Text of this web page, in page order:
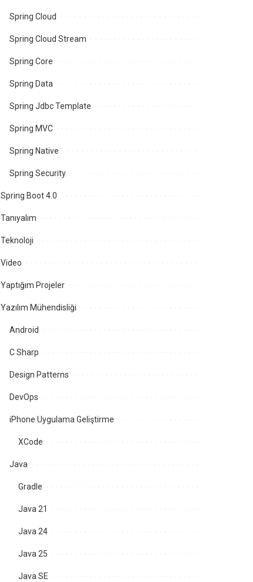
Spring Cloud
Spring Cloud Stream
Spring Core
Spring Data
Spring Jdbc Template
Spring MVC
Spring Native
Spring Security
Spring Boot 4.0
Tanıyalım
Teknoloji
Video
Yaptığım Projeler
Yazılım Mühendisliği
Android
C Sharp
Design Patterns
DevOps
iPhone Uygulama Geliştirme
XCode
Java
Gradle
Java 21
Java 24
Java 25
Java SE